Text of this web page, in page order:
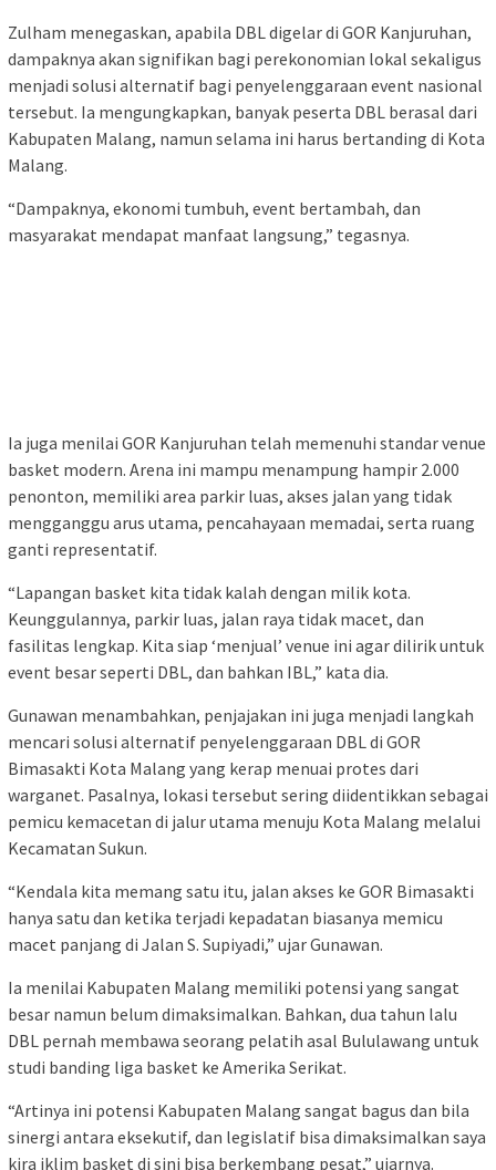
Zulham menegaskan, apabila DBL digelar di GOR Kanjuruhan,
dampaknya akan signifikan bagi perekonomian lokal sekaligus
menjadi solusi alternatif bagi penyelenggaraan event nasional
tersebut. Ia mengungkapkan, banyak peserta DBL berasal dari
Kabupaten Malang, namun selama ini harus bertanding di Kota
Malang.
“Dampaknya, ekonomi tumbuh, event bertambah, dan
masyarakat mendapat manfaat langsung,” tegasnya.
Ia juga menilai GOR Kanjuruhan telah memenuhi standar venue
basket modern. Arena ini mampu menampung hampir 2.000
penonton, memiliki area parkir luas, akses jalan yang tidak
mengganggu arus utama, pencahayaan memadai, serta ruang
ganti representatif.
“Lapangan basket kita tidak kalah dengan milik kota.
Keunggulannya, parkir luas, jalan raya tidak macet, dan
fasilitas lengkap. Kita siap ‘menjual’ venue ini agar dilirik untuk
event besar seperti DBL, dan bahkan IBL,” kata dia.
Gunawan menambahkan, penjajakan ini juga menjadi langkah
mencari solusi alternatif penyelenggaraan DBL di GOR
Bimasakti Kota Malang yang kerap menuai protes dari
warganet. Pasalnya, lokasi tersebut sering diidentikkan sebagai
pemicu kemacetan di jalur utama menuju Kota Malang melalui
Kecamatan Sukun.
“Kendala kita memang satu itu, jalan akses ke GOR Bimasakti
hanya satu dan ketika terjadi kepadatan biasanya memicu
macet panjang di Jalan S. Supiyadi,” ujar Gunawan.
Ia menilai Kabupaten Malang memiliki potensi yang sangat
besar namun belum dimaksimalkan. Bahkan, dua tahun lalu
DBL pernah membawa seorang pelatih asal Bululawang untuk
studi banding liga basket ke Amerika Serikat.
“Artinya ini potensi Kabupaten Malang sangat bagus dan bila
sinergi antara eksekutif, dan legislatif bisa dimaksimalkan saya
kira iklim basket di sini bisa berkembang pesat,” ujarnya.